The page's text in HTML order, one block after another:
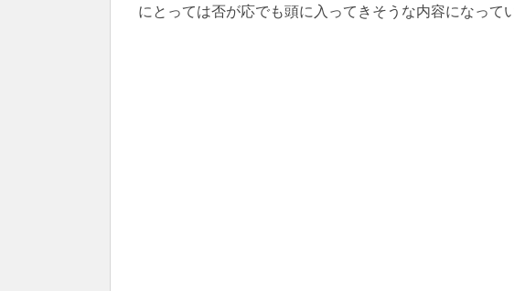
にとっては否が応でも頭に入ってきそうな内容になって